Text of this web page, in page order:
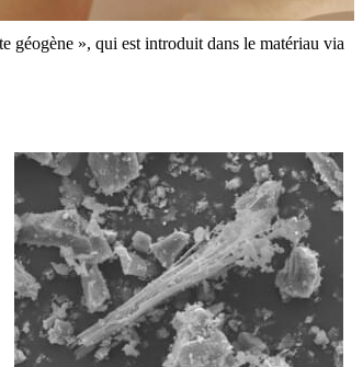
géogène », qui est introduit dans le matériau via